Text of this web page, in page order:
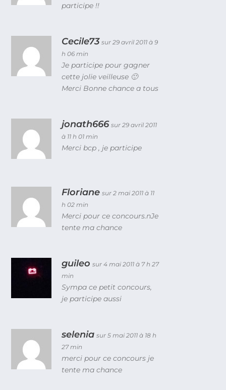
participe !!
Cecile73 sur 29 avril 2011 à 9
h 06 min
Je participe pour gagner
cette jolie veilleuse 🙂
Merci Bonne chance a tous
jonath666 sur 29 avril 2011
à 11 h 01 min
Merci bcp , je participe
Floriane sur 2 mai 2011 à 11
h 02 min
Merci pour ce concours.nJe
tente ma chance
guileo sur 4 mai 2011 à 7 h 27
min
Sympa ce petit concours,
je participe aussi
selenia sur 5 mai 2011 à 18 h
27 min
merci pour ce concours je
tente ma chance